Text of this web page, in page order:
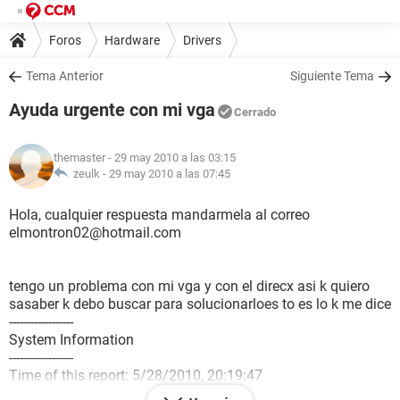
Foros Hardware Drivers
Tema Anterior Siguiente Tema
Ayuda urgente con mi vga Cerrado
themaster - 29 may 2010 a las 03:15
zeulk - 29 may 2010 a las 07:45
Hola, cualquier respuesta mandarmela al correo
elmontron02@hotmail.com
tengo un problema con mi vga y con el direcx asi k quiero
sasaber k debo buscar para solucionarloes to es lo k me dice
------------------
System Information
------------------
Time of this report: 5/28/2010, 20:19:47
Machine name: FAMILIAGUZMAN